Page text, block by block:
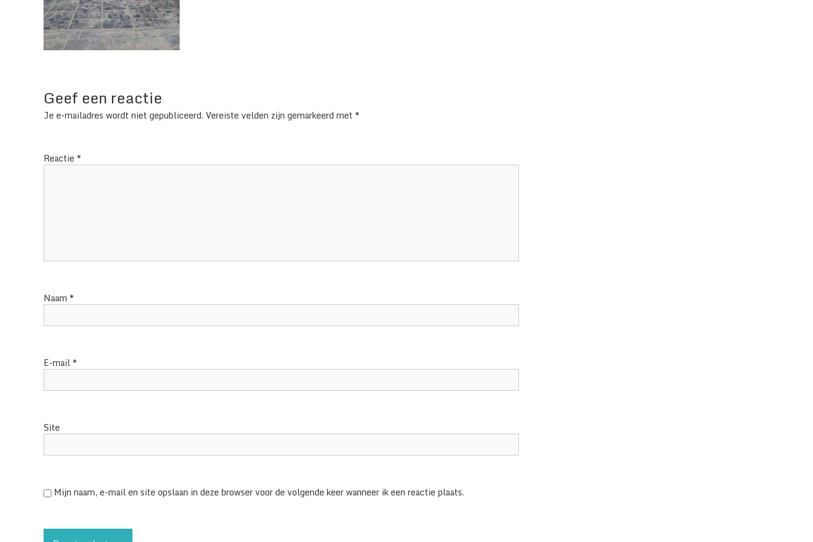
Geef een reactie
Je e-mailadres wordt niet gepubliceerd. Vereiste velden zijn gemarkeerd met *
Reactie *
Naam *
E-mail *
Site
Mijn naam, e-mail en site opslaan in deze browser voor de volgende keer wanneer ik een reactie plaats.